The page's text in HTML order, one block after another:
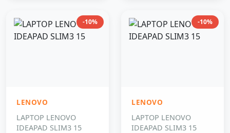
-10%
LENOVO
LAPTOP LENOVO
IDEAPAD SLIM3 15
-10%
LENOVO
LAPTOP LENOVO
IDEAPAD SLIM3 15